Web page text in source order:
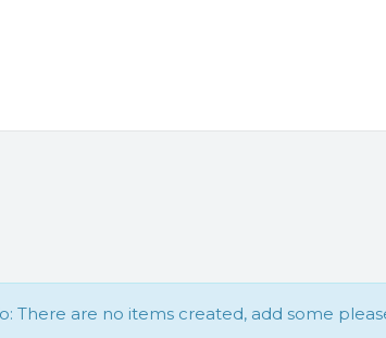
There are no items created, add some